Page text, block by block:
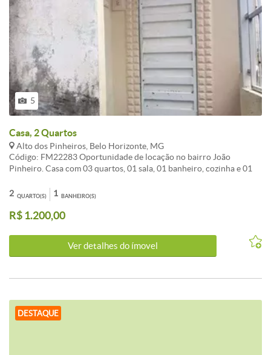
5
Casa, 2 Quartos
Alto dos Pinheiros, Belo Horizonte, MG
Código: FM22283 Oportunidade de locação no bairro João
Pinheiro. Casa com 03 quartos, 01 sala, 01 banheiro, cozinha e 01
QUARTO(S)
2 BANHEIRO(S)
1
R$ 1.200,00
Ver detalhes do ímovel
DESTAQUE